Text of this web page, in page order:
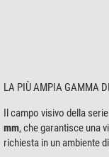
LA PIÙ AMPIA GAMMA
Il campo visivo della
mm, che garantisce una
richiesta in un ambiente